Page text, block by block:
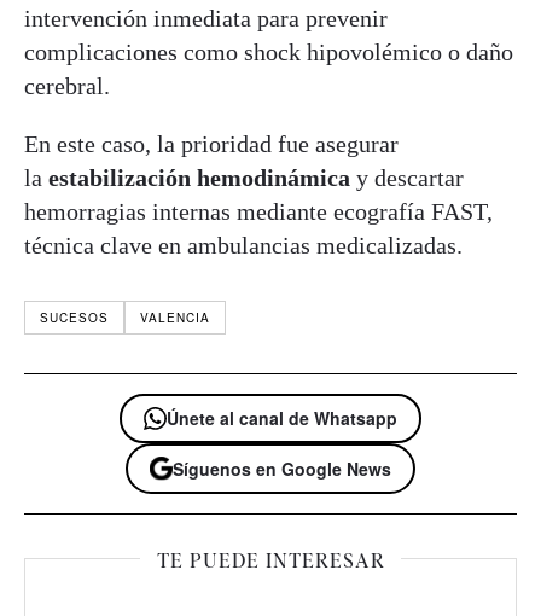
intervención inmediata para prevenir
complicaciones como shock hipovolémico o daño
cerebral.
En este caso, la prioridad fue asegurar
la estabilización hemodinámica y descartar
hemorragias internas mediante ecografía FAST,
técnica clave en ambulancias medicalizadas.
SUCESOS VALENCIA
Únete al canal de Whatsapp
Síguenos en Google News
TE PUEDE INTERESAR